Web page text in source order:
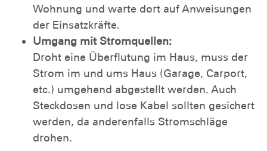
Wohnung und warte dort auf Anweisungen
der Einsatzkräfte.
Umgang mit Stromquellen:
Droht eine Überflutung im Haus, muss der
Strom im und ums Haus (Garage, Carport,
etc.) umgehend abgestellt werden. Auch
Steckdosen und lose Kabel sollten gesichert
werden, da anderenfalls Stromschläge
drohen.